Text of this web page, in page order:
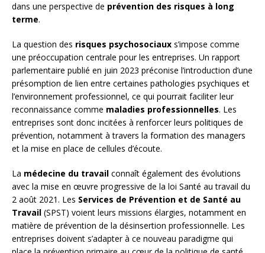
dans une perspective de prévention des risques à long
terme.
La question des risques psychosociaux s’impose comme
une préoccupation centrale pour les entreprises. Un rapport
parlementaire publié en juin 2023 préconise l’introduction d’une
présomption de lien entre certaines pathologies psychiques et
l’environnement professionnel, ce qui pourrait faciliter leur
reconnaissance comme maladies professionnelles. Les
entreprises sont donc incitées à renforcer leurs politiques de
prévention, notamment à travers la formation des managers
et la mise en place de cellules d’écoute.
La médecine du travail connaît également des évolutions
avec la mise en œuvre progressive de la loi Santé au travail du
2 août 2021. Les Services de Prévention et de Santé au
Travail (SPST) voient leurs missions élargies, notamment en
matière de prévention de la désinsertion professionnelle. Les
entreprises doivent s’adapter à ce nouveau paradigme qui